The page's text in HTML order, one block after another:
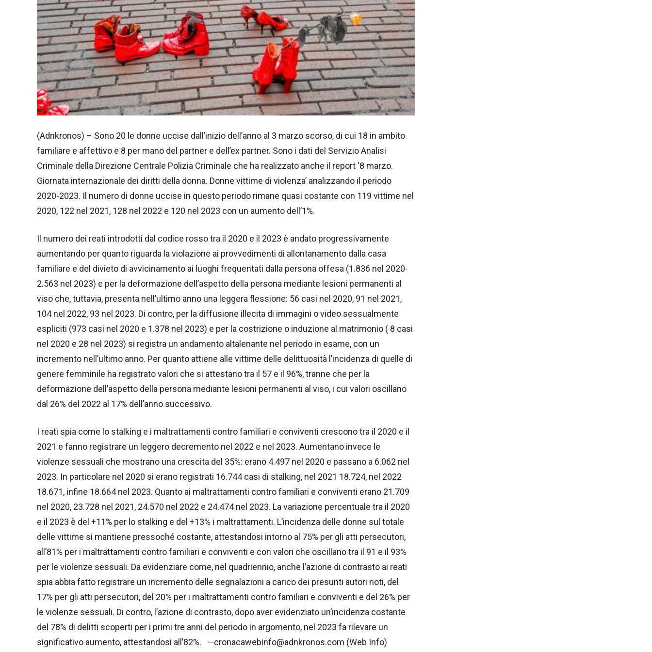
(Adnkronos) – Sono 20 le donne uccise dall’inizio dell’anno al 3 marzo scorso, di cui 18 in ambito
familiare e affettivo e 8 per mano del partner e dell’ex partner. Sono i dati del Servizio Analisi
Criminale della Direzione Centrale Polizia Criminale che ha realizzato anche il report ‘8 marzo.
Giornata internazionale dei diritti della donna. Donne vittime di violenza’ analizzando il periodo
2020-2023. Il numero di donne uccise in questo periodo rimane quasi costante con 119 vittime nel
2020, 122 nel 2021, 128 nel 2022 e 120 nel 2023 con un aumento dell’1%.
Il numero dei reati introdotti dal codice rosso tra il 2020 e il 2023 è andato progressivamente
aumentando per quanto riguarda la violazione ai provvedimenti di allontanamento dalla casa
familiare e del divieto di avvicinamento ai luoghi frequentati dalla persona offesa (1.836 nel 2020-
2.563 nel 2023) e per la deformazione dell’aspetto della persona mediante lesioni permanenti al
viso che, tuttavia, presenta nell’ultimo anno una leggera flessione: 56 casi nel 2020, 91 nel 2021,
104 nel 2022, 93 nel 2023. Di contro, per la diffusione illecita di immagini o video sessualmente
espliciti (973 casi nel 2020 e 1.378 nel 2023) e per la costrizione o induzione al matrimonio ( 8 casi
nel 2020 e 28 nel 2023) si registra un andamento altalenante nel periodo in esame, con un
incremento nell’ultimo anno. Per quanto attiene alle vittime delle delittuosità l’incidenza di quelle di
genere femminile ha registrato valori che si attestano tra il 57 e il 96%, tranne che per la
deformazione dell’aspetto della persona mediante lesioni permanenti al viso, i cui valori oscillano
dal 26% del 2022 al 17% dell’anno successivo.
I reati spia come lo stalking e i maltrattamenti contro familiari e conviventi crescono tra il 2020 e il
2021 e fanno registrare un leggero decremento nel 2022 e nel 2023. Aumentano invece le
violenze sessuali che mostrano una crescita del 35%: erano 4.497 nel 2020 e passano a 6.062 nel
2023. In particolare nel 2020 si erano registrati 16.744 casi di stalking, nel 2021 18.724, nel 2022
18.671, infine 18.664 nel 2023. Quanto ai maltrattamenti contro familiari e conviventi erano 21.709
nel 2020, 23.728 nel 2021, 24.570 nel 2022 e 24.474 nel 2023. La variazione percentuale tra il 2020
e il 2023 è del +11% per lo stalking e del +13% i maltrattamenti. L’incidenza delle donne sul totale
delle vittime si mantiene pressoché costante, attestandosi intorno al 75% per gli atti persecutori,
all’81% per i maltrattamenti contro familiari e conviventi e con valori che oscillano tra il 91 e il 93%
per le violenze sessuali. Da evidenziare come, nel quadriennio, anche l’azione di contrasto ai reati
spia abbia fatto registrare un incremento delle segnalazioni a carico dei presunti autori noti, del
17% per gli atti persecutori, del 20% per i maltrattamenti contro familiari e conviventi e del 26% per
le violenze sessuali. Di contro, l’azione di contrasto, dopo aver evidenziato un’incidenza costante
del 78% di delitti scoperti per i primi tre anni del periodo in argomento, nel 2023 fa rilevare un
significativo aumento, attestandosi all’82%. —cronacawebinfo@adnkronos.com (Web Info)